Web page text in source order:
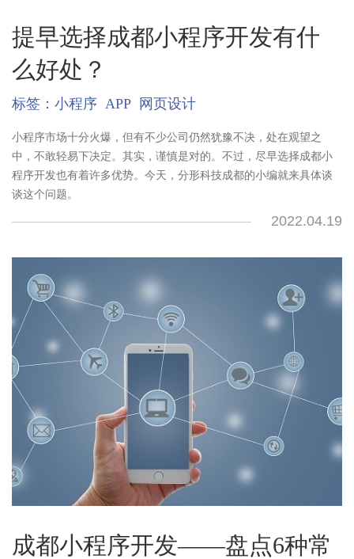
提早选择成都小程序开发有什
么好处？
标签： 小程序 APP 网页设计
小程序市场十分火爆，但有不少公司仍然犹豫不决，处在观望之
中，不敢轻易下决定。其实，谨慎是对的。不过，尽早选择成都小
程序开发也有着许多优势。今天，分形科技成都的小编就来具体谈
谈这个问题。
2022.04.19
成都小程序开发——盘点6种常